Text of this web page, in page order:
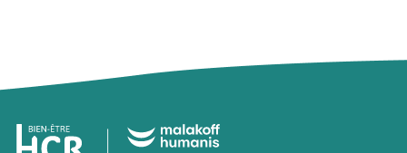
Pied de page HCR Bien-Être